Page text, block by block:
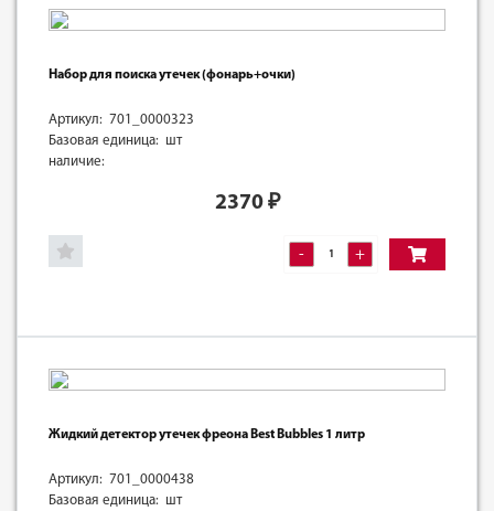
Набор для поиска утечек (фонарь+очки)
Артикул: 701_0000323
Базовая единица: шт
наличие:
2370₽
- +
Жидкий детектор утечек фреона Best Bubbles 1 литр
Артикул: 701_0000438
Базовая единица: шт